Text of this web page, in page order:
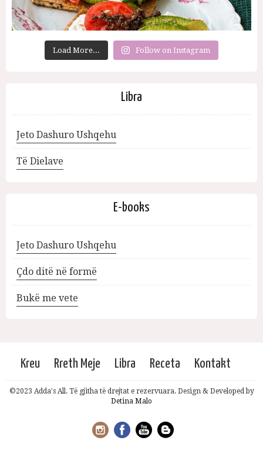
Load More... Follow on Instagram
Libra
Jeto Dashuro Ushqehu
Të Dielave
E-books
Jeto Dashuro Ushqehu
Çdo ditë në formë
Bukë me vete
Kreu Rreth Meje Libra Receta Kontakt
©2023 Adda's All. Të gjitha të drejtat e rezervuara. Design & Developed by
Detina Malo